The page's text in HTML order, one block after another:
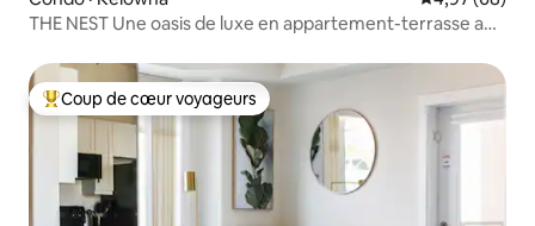
THE NEST Une oasis de luxe en appartement-terrasse au
Coup de cœur voyageurs parmi les plus aimés
Coup de cœur voyageurs